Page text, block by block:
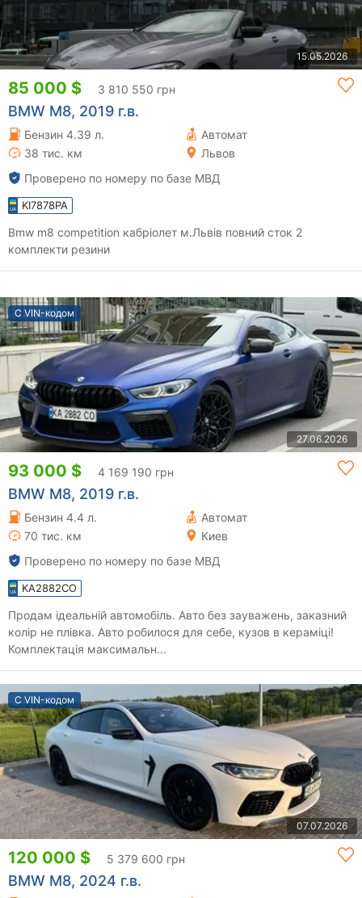
15.05.2026
85 000 $ 3 810 550 грн
BMW M8, 2019 г.в.
Бензин 4.39 л.
Автомат
38 тис. км
Львов
Проверено по номеру по базе МВД
KI7878PA
Bmw m8 competition кабріолет м.Львів повний сток 2
комплекти резини
С VIN-кодом
27.06.2026
93 000 $ 4 169 190 грн
BMW M8, 2019 г.в.
Бензин 4.4 л.
Автомат
70 тис. км
Киев
Проверено по номеру по базе МВД
KA2882CO
Продам ідеальній автомобіль. Авто без зауважень, заказний
колір не плівка. Авто робилося для себе, кузов в кераміці!
Комплектація максимальн...
С VIN-кодом
07.07.2026
120 000 $ 5 379 600 грн
BMW M8, 2024 г.в.